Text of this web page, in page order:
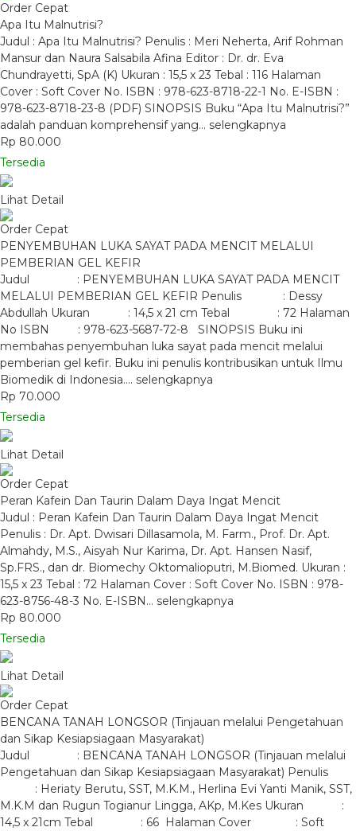
Order Cepat
Apa Itu Malnutrisi?
Judul : Apa Itu Malnutrisi? Penulis : Meri Neherta, Arif Rohman
Mansur dan Naura Salsabila Afina Editor : Dr. dr. Eva
Chundrayetti, SpA (K) Ukuran : 15,5 x 23 Tebal : 116 Halaman
Cover : Soft Cover No. ISBN : 978-623-8718-22-1 No. E-ISBN :
978-623-8718-23-8 (PDF) SINOPSIS Buku “Apa Itu Malnutrisi?”
adalah panduan komprehensif yang… selengkapnya
Rp 80.000
Tersedia
Lihat Detail
Order Cepat
PENYEMBUHAN LUKA SAYAT PADA MENCIT MELALUI
PEMBERIAN GEL KEFIR
Judul : PENYEMBUHAN LUKA SAYAT PADA MENCIT
MELALUI PEMBERIAN GEL KEFIR Penulis : Dessy
Abdullah Ukuran : 14,5 x 21 cm Tebal : 72 Halaman
No ISBN : 978-623-5687-72-8 SINOPSIS Buku ini
membahas penyembuhan luka sayat pada mencit melalui
pemberian gel kefir. Buku ini penulis kontribusikan untuk Ilmu
Biomedik di Indonesia…. selengkapnya
Rp 70.000
Tersedia
Lihat Detail
Order Cepat
Peran Kafein Dan Taurin Dalam Daya Ingat Mencit
Judul : Peran Kafein Dan Taurin Dalam Daya Ingat Mencit
Penulis : Dr. Apt. Dwisari Dillasamola, M. Farm., Prof. Dr. Apt.
Almahdy, M.S., Aisyah Nur Karima, Dr. Apt. Hansen Nasif,
Sp.FRS., dan dr. Biomechy Oktomalioputri, M.Biomed. Ukuran :
15,5 x 23 Tebal : 72 Halaman Cover : Soft Cover No. ISBN : 978-
623-8756-48-3 No. E-ISBN… selengkapnya
Rp 80.000
Tersedia
Lihat Detail
Order Cepat
BENCANA TANAH LONGSOR (Tinjauan melalui Pengetahuan
dan Sikap Kesiapsiagaan Masyarakat)
Judul : BENCANA TANAH LONGSOR (Tinjauan melalui
Pengetahuan dan Sikap Kesiapsiagaan Masyarakat) Penulis
: Heriaty Berutu, SST, M.K.M., Herlina Evi Yanti Manik, SST,
M.K.M dan Rugun Togianur Lingga, AKp, M.Kes Ukuran :
14,5 x 21cm Tebal : 66 Halaman Cover : Soft